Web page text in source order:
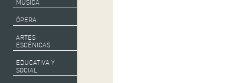
MÚSICA
ÓPERA
ARTES
ESCÉNICAS
EDUCATIVA Y
SOCIAL